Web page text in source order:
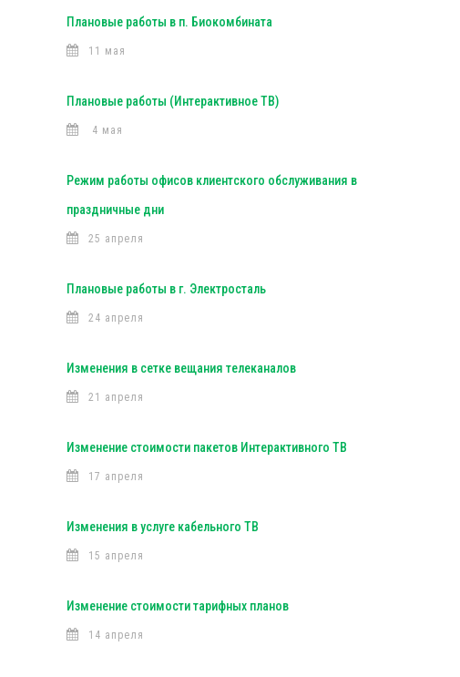
Плановые работы в п. Биокомбината
11 мая
Плановые работы (Интерактивное ТВ)
4 мая
Режим работы офисов клиентского обслуживания в
праздничные дни
25 апреля
Плановые работы в г. Электросталь
24 апреля
Изменения в сетке вещания телеканалов
21 апреля
Изменение стоимости пакетов Интерактивного ТВ
17 апреля
Изменения в услуге кабельного ТВ
15 апреля
Изменение стоимости тарифных планов
14 апреля